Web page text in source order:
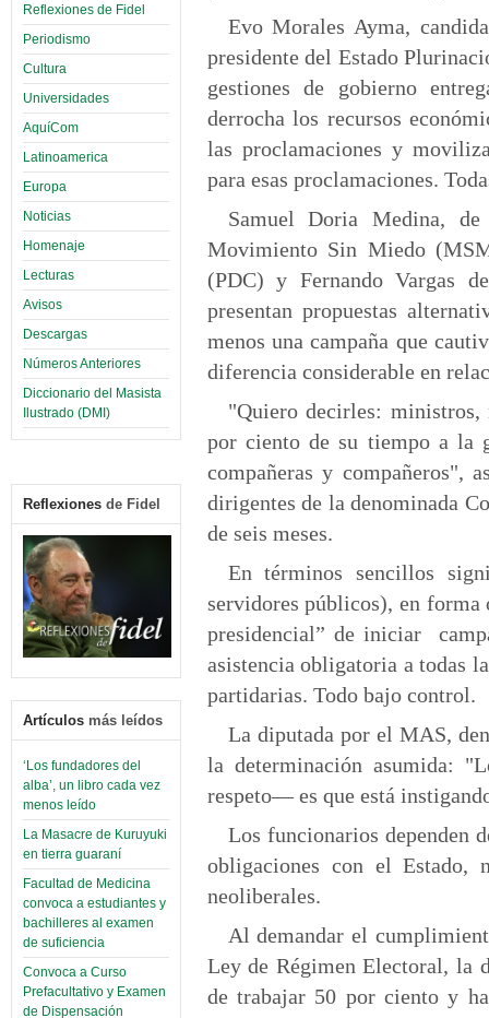
Reflexiones de Fidel
Periodismo
Cultura
Universidades
AquíCom
Latinoamerica
Europa
Noticias
Homenaje
Lecturas
Avisos
Descargas
Números Anteriores
Diccionario del Masista
Ilustrado (DMI)
Reflexiones de Fidel
Artículos más leídos
‘Los fundadores del
alba’, un libro cada vez
menos leído
La Masacre de Kuruyuki
en tierra guaraní
Facultad de Medicina
convoca a estudiantes y
bachilleres al examen
de suficiencia
Convoca a Curso
Prefacultativo y Examen
de Dispensación
Evo Morales Ayma,
presidente del Estado
gestiones de gobierno
derrocha los recursos
las proclamaciones y
para esas proclamaciones.
Samuel Doria Medina,
Movimiento Sin Miedo
(PDC) y Fernando Vargas
presentan propuestas
menos una campaña que
diferencia considerable en
"Quiero decirles: ministros,
por ciento de su tiempo a la
compañeras y compañeros",
dirigentes de la denominada
de seis meses.
En términos sencillos
servidores públicos), en
presidencial” de iniciar
asistencia obligatoria a todas
partidarias. Todo bajo control.
La diputada por el MAS,
la determinación asumida:
respeto— es que está
Los funcionarios dependen
obligaciones con el Estado,
neoliberales.
Al demandar el
Ley de Régimen Electoral, la
de trabajar 50 por ciento y